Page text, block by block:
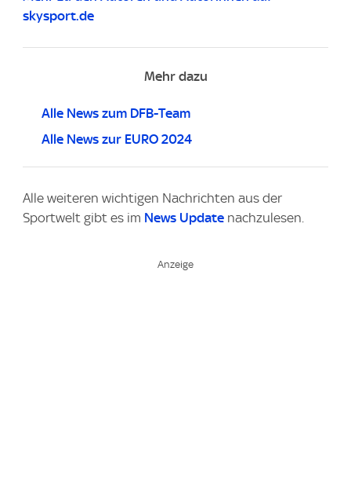
skysport.de
Mehr dazu
Alle News zum DFB-Team
Alle News zur EURO 2024
Alle weiteren wichtigen Nachrichten aus der
Sportwelt gibt es im News Update nachzulesen.